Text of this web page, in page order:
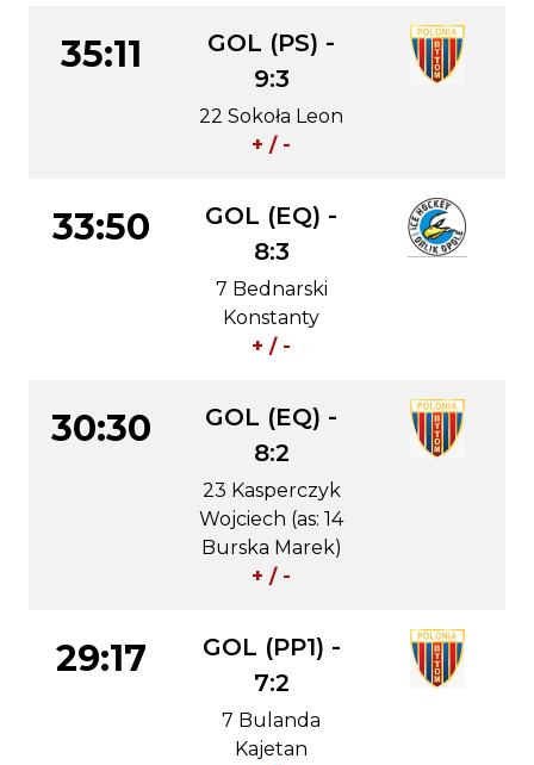
35:11
GOL (PS) -
9:3
22 Sokoła Leon
+ / -
33:50
GOL (EQ) -
8:3
7 Bednarski
Konstanty
+ / -
30:30
GOL (EQ) -
8:2
23 Kasperczyk
Wojciech (as: 14
Burska Marek)
+ / -
29:17
GOL (PP1) -
7:2
7 Bulanda
Kajetan